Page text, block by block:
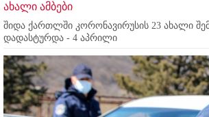
ახალი ამბები
შიდა ქართლში კორონავირუსის 23 ახალი
დადასტურდა - 4 აპრილი